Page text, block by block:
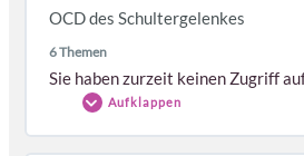
OCD des Schultergelenkes
6 Themen
Sie haben zurzeit keinen Zugriff
Aufklappen